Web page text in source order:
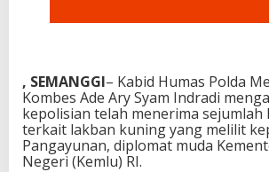
, SEMANGGI– Kabid Humas Polda
Kombes Ade Ary Syam Indradi
kepolisian telah menerima sejumlah
terkait lakban kuning yang melilit
Pangayunan, diplomat muda
Negeri (Kemlu) RI.